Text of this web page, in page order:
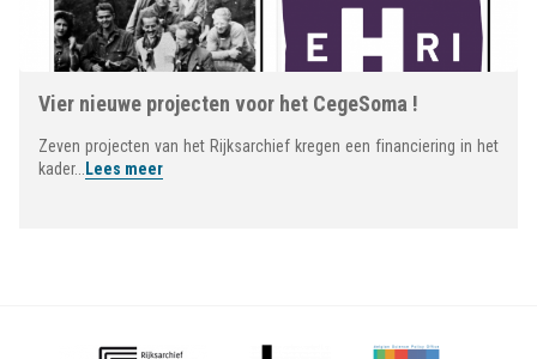
Vier nieuwe projecten voor het CegeSoma !
Zeven projecten van het Rijksarchief kregen een financiering in het
kader...
Lees meer